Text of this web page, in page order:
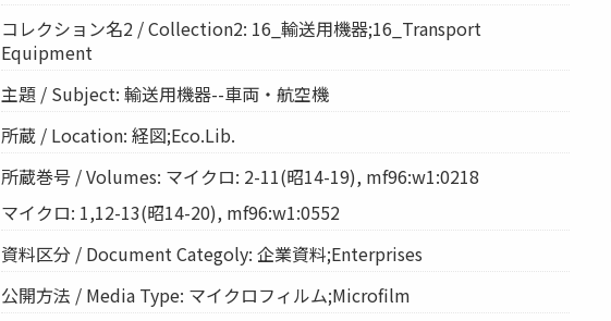
コレクション名2 / Collection2: 16_輸送用機器;16_Transport
Equipment
主題 / Subject: 輸送用機器--車両・航空機
所蔵 / Location: 経図;Eco.Lib.
所蔵巻号 / Volumes: マイクロ: 2-11(昭14-19), mf96:w1:0218
マイクロ: 1,12-13(昭14-20), mf96:w1:0552
資料区分 / Document Categoly: 企業資料;Enterprises
公開方法 / Media Type: マイクロフィルム;Microfilm